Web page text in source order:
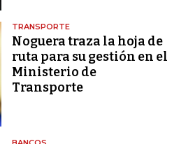
TRANSPORTE
Noguera traza la hoja de
ruta para su gestión en el
Ministerio de
Transporte